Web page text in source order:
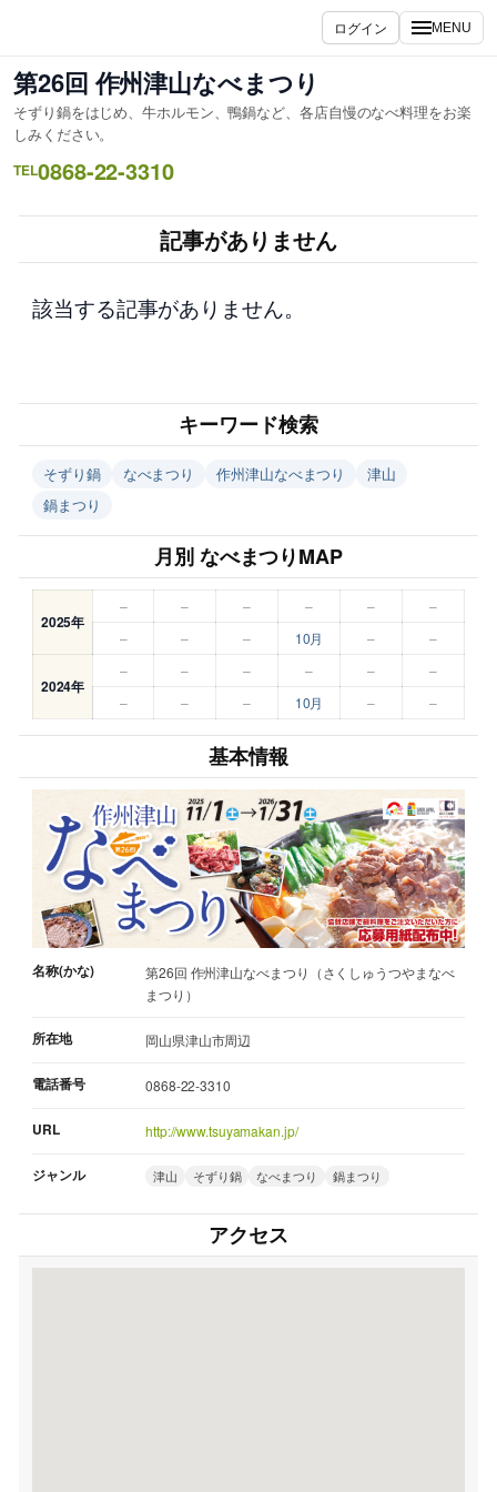
を
ス
キ
ッ
プ
ログイン MENU
第26回 作州津山なべまつり
そずり鍋をはじめ、牛ホルモン、鴨鍋など、各店自慢のなべ料理をお楽
しみください。
TEL0868-22-3310
記事がありません
該当する記事がありません。
キーワード検索
そずり鍋 なべまつり 作州津山なべまつり
津山
鍋まつり
月別 なべまつりMAP
2025年
– – – – –
–
–
– – 10月 – –
2024年
– – – – –
–
–
– – 10月 – –
基本情報
名称(かな)
第26回 作州津山なべまつり（さくしゅうつやまなべ
まつり）
所在地 岡山県津山市周辺
電話番号 0868-22-3310
URL http://www.tsuyamakan.jp/
ジャンル 津山 そずり鍋 なべまつり 鍋まつり
アクセス